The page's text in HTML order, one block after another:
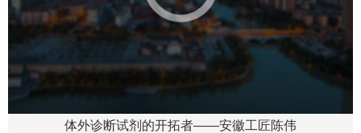
体外诊断试剂的开拓者——安徽工匠陈伟